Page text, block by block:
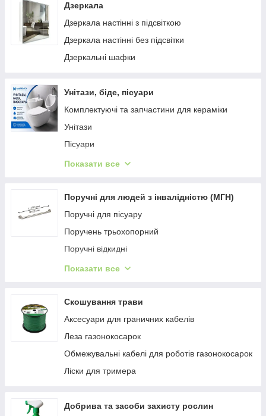
Дзеркала
Дзеркала настінні з підсвіткою
Дзеркала настінні без підсвітки
Дзеркальні шафки
Унітази, біде, пісуари
Комплектуючі та запчастини для кераміки
Унітази
Пісуари
Готові рішення з керамікою
Чаша Генуя
Біде
Показати все
Поручні для людей з інвалідністю (МГН)
Поручні для пісуару
Поручень трьохопорний
Поручні відкидні
Поручні невідкидні
Поручень прямий настінний
Огородження подвійне у санвузол
Напольно-настінні поручні для санвузла
Фігурні поручні
Поручні П-подібні настінні
Поручні настінні для умивальника
Показати все
Скошування трави
Аксесуари для граничних кабелів
Леза газонокосарок
Обмежувальні кабелі для роботів газонокосарок
Ліски для тримера
Добрива та засоби захисту рослин